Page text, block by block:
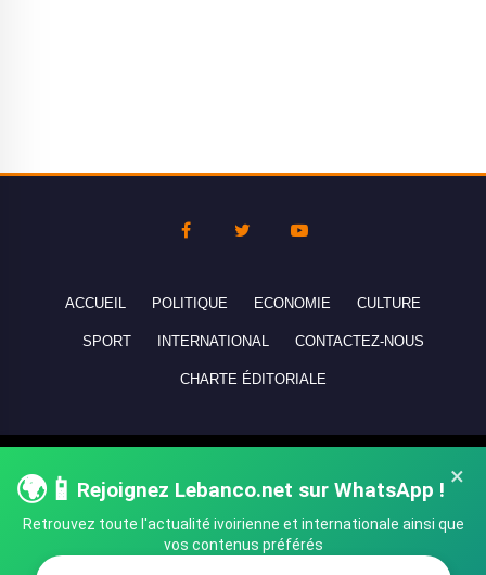
×
🌍📱 Rejoignez Lebanco.net sur WhatsApp !
Retrouvez toute l'actualité ivoirienne et internationale ainsi que
vos contenus préférés
ACCUEIL POLITIQUE ECONOMIE CULTURE
SPORT INTERNATIONAL CONTACTEZ-NOUS
CHARTE ÉDITORIALE
réservés - All rights reserved.